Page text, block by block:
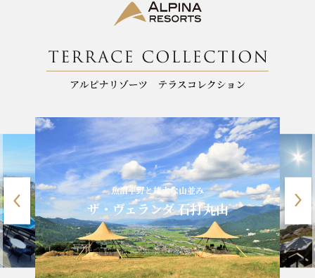
魚沼平野と雄大な山並み
ザ・ヴェランダ 石打丸山